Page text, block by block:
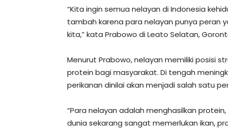
“Kita ingin semua nelayan di Indonesia
tambah karena para nelayan punya peran
kita,” kata Prabowo di Leato Selatan,
Menurut Prabowo, nelayan memiliki posisi
protein bagi masyarakat. Di tengah
perikanan dinilai akan menjadi salah satu
“Para nelayan adalah menghasilkan
dunia sekarang sangat memerlukan ikan,